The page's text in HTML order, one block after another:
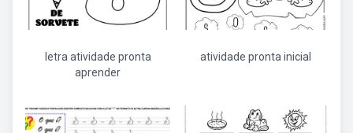
letra atividade pronta
aprender
atividade pronta inicial